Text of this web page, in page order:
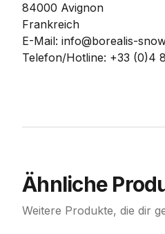
84000 Avignon
Frankreich
E-Mail: info@borealis-
Telefon/Hotline: +33 (0)4
Ähnliche
Weitere Produkte, die dir